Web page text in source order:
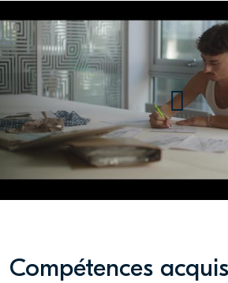
Le défile LISAA
création en devenir
Compétences